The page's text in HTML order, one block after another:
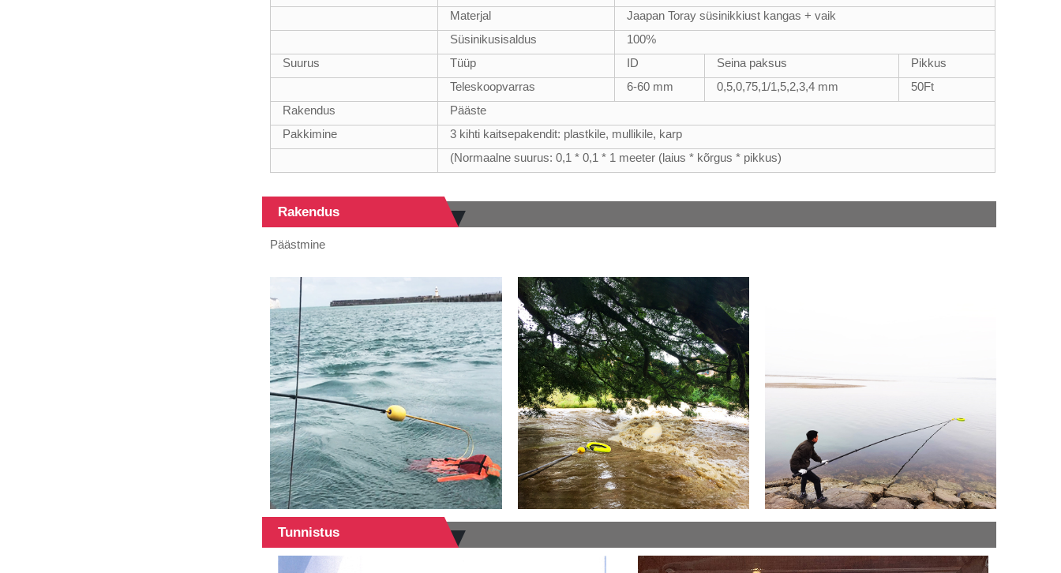
100% süsinikkiust
multifunktsionaalne
Hübriidmaterjalidest
Materjal
Jaapan Toray süsinikkiust kangas + vaik
Süsinikusisaldus
100%
Suurus
Tüüp ID Seina paksus
Pikkus
Teleskoopvarras
6-60 mm 0,5,0,75,1/1,5,2,3,4 mm 50Ft
Rakendus
Pääste
Pakkimine
3 kihti kaitsepakendit: plastkile, mullikile, karp
(Normaalne suurus: 0,1 * 0,1 * 1 meeter (laius * kõrgus * pikkus)
Rakendus
Päästmine
Tunnistus